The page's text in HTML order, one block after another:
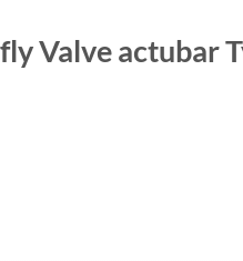
Valve actubar